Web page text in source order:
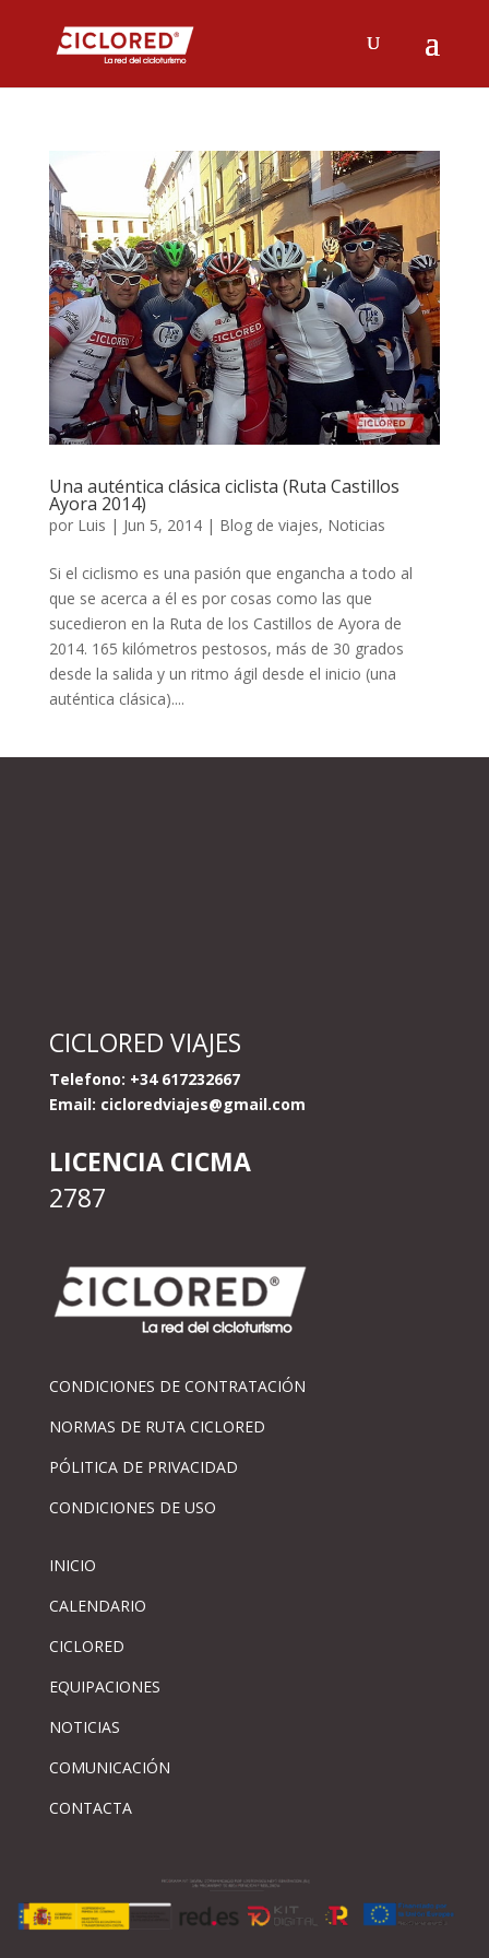
Una auténtica clásica ciclista (Ruta Castillos
Ayora 2014)
por Luis | Jun 5, 2014| Blog de viajes, Noticias
Si el ciclismo es una pasión que engancha a todo al
que se acerca a él es por cosas como las que
sucedieron en la Ruta de los Castillos de Ayora de
2014. 165 kilómetros pestosos, más de 30 grados
desde la salida y un ritmo ágil desde el inicio (una
auténtica clásica)....
CICLORED VIAJES
Telefono: +34 617232667
Email: cicloredviajes@gmail.com
LICENCIA CICMA
2787
CONDICIONES DE CONTRATACIÓN
NORMAS DE RUTA CICLORED
PÓLITICA DE PRIVACIDAD
CONDICIONES DE USO
INICIO
CALENDARIO
CICLORED
EQUIPACIONES
NOTICIAS
COMUNICACIÓN
CONTACTA